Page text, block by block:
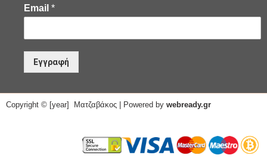
Email *
Εγγραφή
Copyright © [year] Ματζαβάκος | Powered by webready.gr